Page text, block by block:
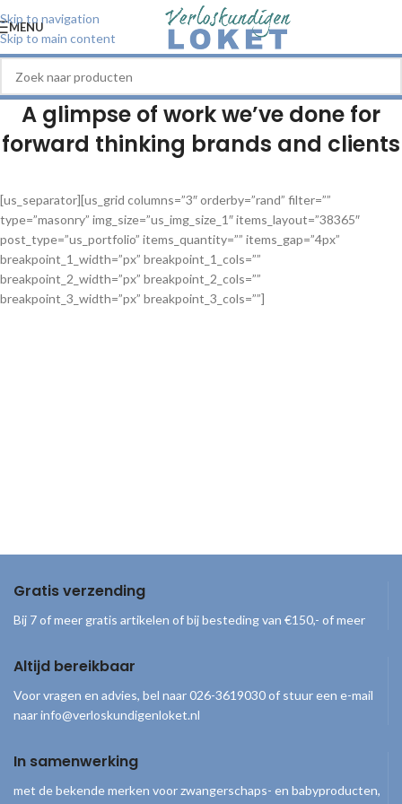
Skip to navigation
Skip to main content
MENU
A glimpse of work we’ve done for
forward thinking brands and clients
[us_separator][us_grid columns=”3″ orderby=”rand” filter=””
type=”masonry” img_size=”us_img_size_1″ items_layout=”38365″
post_type=”us_portfolio” items_quantity=”” items_gap=”4px”
breakpoint_1_width=”px” breakpoint_1_cols=””
breakpoint_2_width=”px” breakpoint_2_cols=””
breakpoint_3_width=”px” breakpoint_3_cols=””]
Gratis verzending
Bij 7 of meer gratis artikelen of bij besteding van €150,- of meer
Altijd bereikbaar
Voor vragen en advies, bel naar 026-3619030 of stuur een e-mail
naar info@verloskundigenloket.nl
In samenwerking
met de bekende merken voor zwangerschaps- en babyproducten,